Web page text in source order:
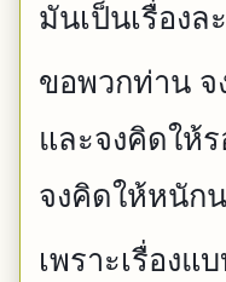
มันเป็นเรื่องล
ขอพวกท่าน จ
และจงคิดให้
จงคิดให้หนัก
เพราะเรื่องแ